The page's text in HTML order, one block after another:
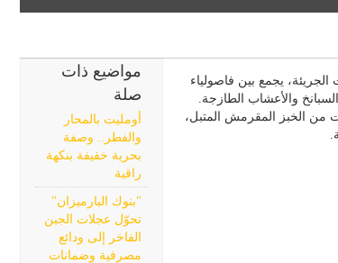
مواضيع ذات
صلة
أومليت بالمحار
والفطر.. وصفة
بحرية خفيفة بنكهة
راقية
"بنوك البارميزان"
تحوّل عجلات الجبن
الفاخر إلى ودائع
مصرفية وضمانات
يجمع بين فاصولياء
والأعشاب الطازجة.
من الخبز المقرمش المتبل،